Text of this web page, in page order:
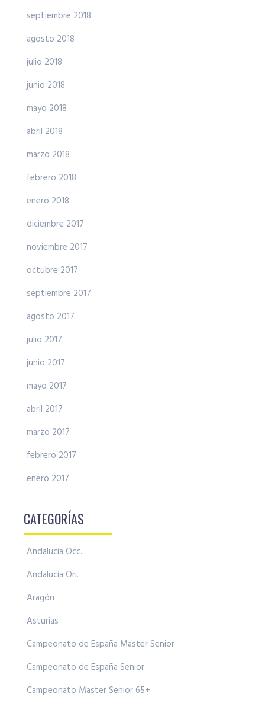
septiembre 2018
agosto 2018
julio 2018
junio 2018
mayo 2018
abril 2018
marzo 2018
febrero 2018
enero 2018
diciembre 2017
noviembre 2017
octubre 2017
septiembre 2017
agosto 2017
julio 2017
junio 2017
mayo 2017
abril 2017
marzo 2017
febrero 2017
enero 2017
CATEGORÍAS
Andalucía Occ.
Andalucía Ori.
Aragón
Asturias
Campeonato de España Master Senior
Campeonato de España Senior
Campeonato Master Senior 65+